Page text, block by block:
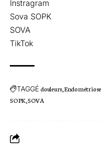
Instragram
Sova SOPK
SOVA
TikTok
TAGGÉdouleurs Endométriose
SOPK SOVA